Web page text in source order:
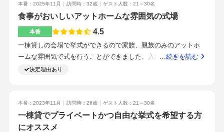
本番：2025年11月 訪問時：32歳 ゲスト人数：21～30名
食事がおいしいアットホームな雰囲気の式場
本番 4.5
一棟貸しの会場で挙式ができるので家族、親族のみのアットホ
ームな雰囲気で式を行うことができました。入口入ってすぐの
ところに受付スペースがあり、その奥がすぐ会場なので、ゲス
に用意された備え付けのインテリアも非常におしゃれで、希望
すれば配置を変えて自由に使用することができます。また、今
回私たちは屋内で挙式を行いましたが、式場の庭の部分を使用
…続きを読む
決定理由あり
本番：2023年11月 訪問時：26歳 ゲスト人数：21～30名
一棟貸でプライベートかつ自由な挙式を希望する方
にオススメ